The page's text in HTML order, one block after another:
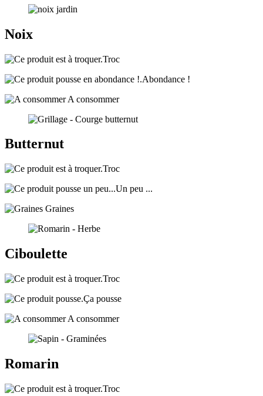
Noix
Troc
Abondance !
A consommer
Butternut
Troc
Un peu ...
Graines
Ciboulette
Troc
Ça pousse
A consommer
Romarin
Troc